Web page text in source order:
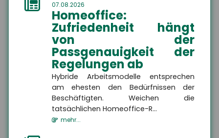
07.08.2026
Homeoffice:
Zufriedenheit hängt
von der
Passgenauigkeit der
Regelungen ab
Hybride Arbeitsmodelle entsprechen
am ehesten den Bedürfnissen der
Beschäftigten. Weichen die
tatsächlichen Homeoffice-R...
mehr...
Ausbildung: Großbetriebe
gewinnen an Attraktivität –
Kleinstbetriebe verlieren
Auszubildende
Der Anteil der Auszubildenden
in Großbetrieben steigt,
während Kleinstbetriebe
immer weniger Nachwuchs
gewinnen. Das ers...
Themen